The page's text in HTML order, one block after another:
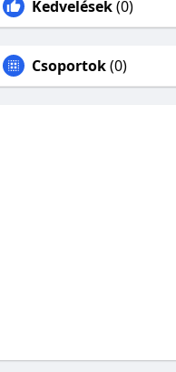
Kedvelések(0)
Csoportok(0)